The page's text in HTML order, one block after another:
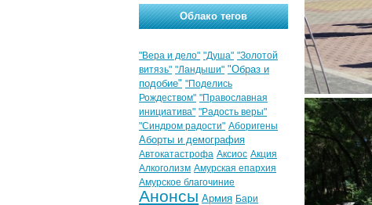
Облако тегов
"Вера и дело" "Душа" "Золотой
витязь" "Ландыши" "Образ и
подобие" "Поделись
Рождеством" "Православная
инициатива" "Радость веры"
"Синдром радости" Аборигены
Аборты и демография
Автокатастрофа Аксиос Акция
Алкоголизм Амурская епархия
Амурское благочиние
Анонсы Армия Бари